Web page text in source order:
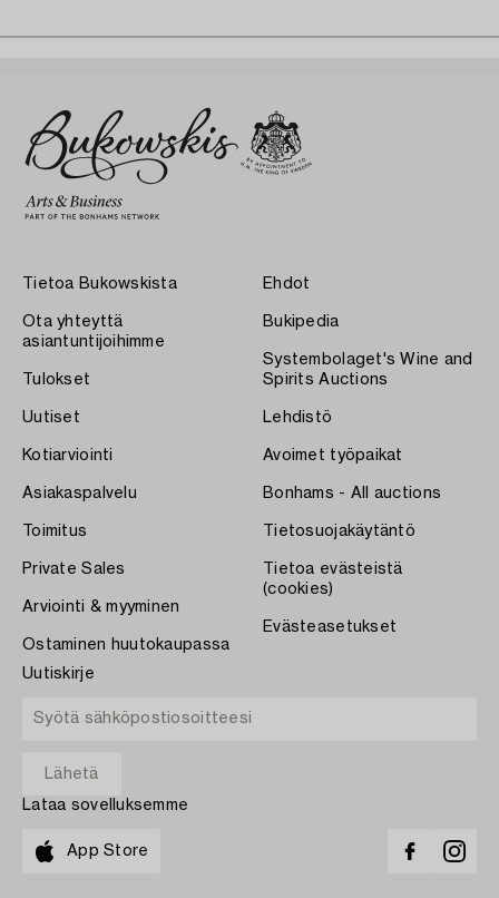
Tietoa Bukowskista
Ota yhteyttä
asiantuntijoihimme
Tulokset
Uutiset
Kotiarviointi
Asiakaspalvelu
Toimitus
Private Sales
Arviointi & myyminen
Ostaminen huutokaupassa
Ehdot
Bukipedia
Systembolaget's Wine and
Spirits Auctions
Lehdistö
Avoimet työpaikat
Bonhams - All auctions
Tietosuojakäytäntö
Tietoa evästeistä
(cookies)
Evästeasetukset
Uutiskirje
Lataa sovelluksemme
App Store